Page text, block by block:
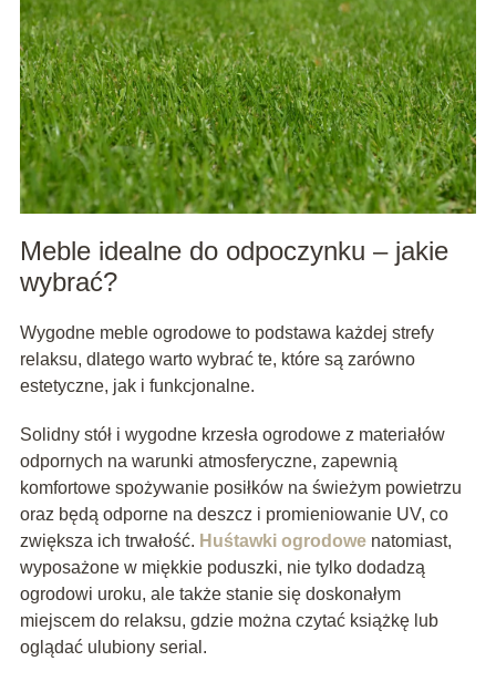
Meble idealne do odpoczynku – jakie
wybrać?
Wygodne meble ogrodowe to podstawa każdej strefy
relaksu, dlatego warto wybrać te, które są zarówno
estetyczne, jak i funkcjonalne.
Solidny stół i wygodne krzesła ogrodowe z materiałów
odpornych na warunki atmosferyczne, zapewnią
komfortowe spożywanie posiłków na świeżym powietrzu
oraz będą odporne na deszcz i promieniowanie UV, co
zwiększa ich trwałość. Huśtawki ogrodowenatomiast,
wyposażone w miękkie poduszki, nie tylko dodadzą
ogrodowi uroku, ale także stanie się doskonałym
miejscem do relaksu, gdzie można czytać książkę lub
oglądać ulubiony serial.